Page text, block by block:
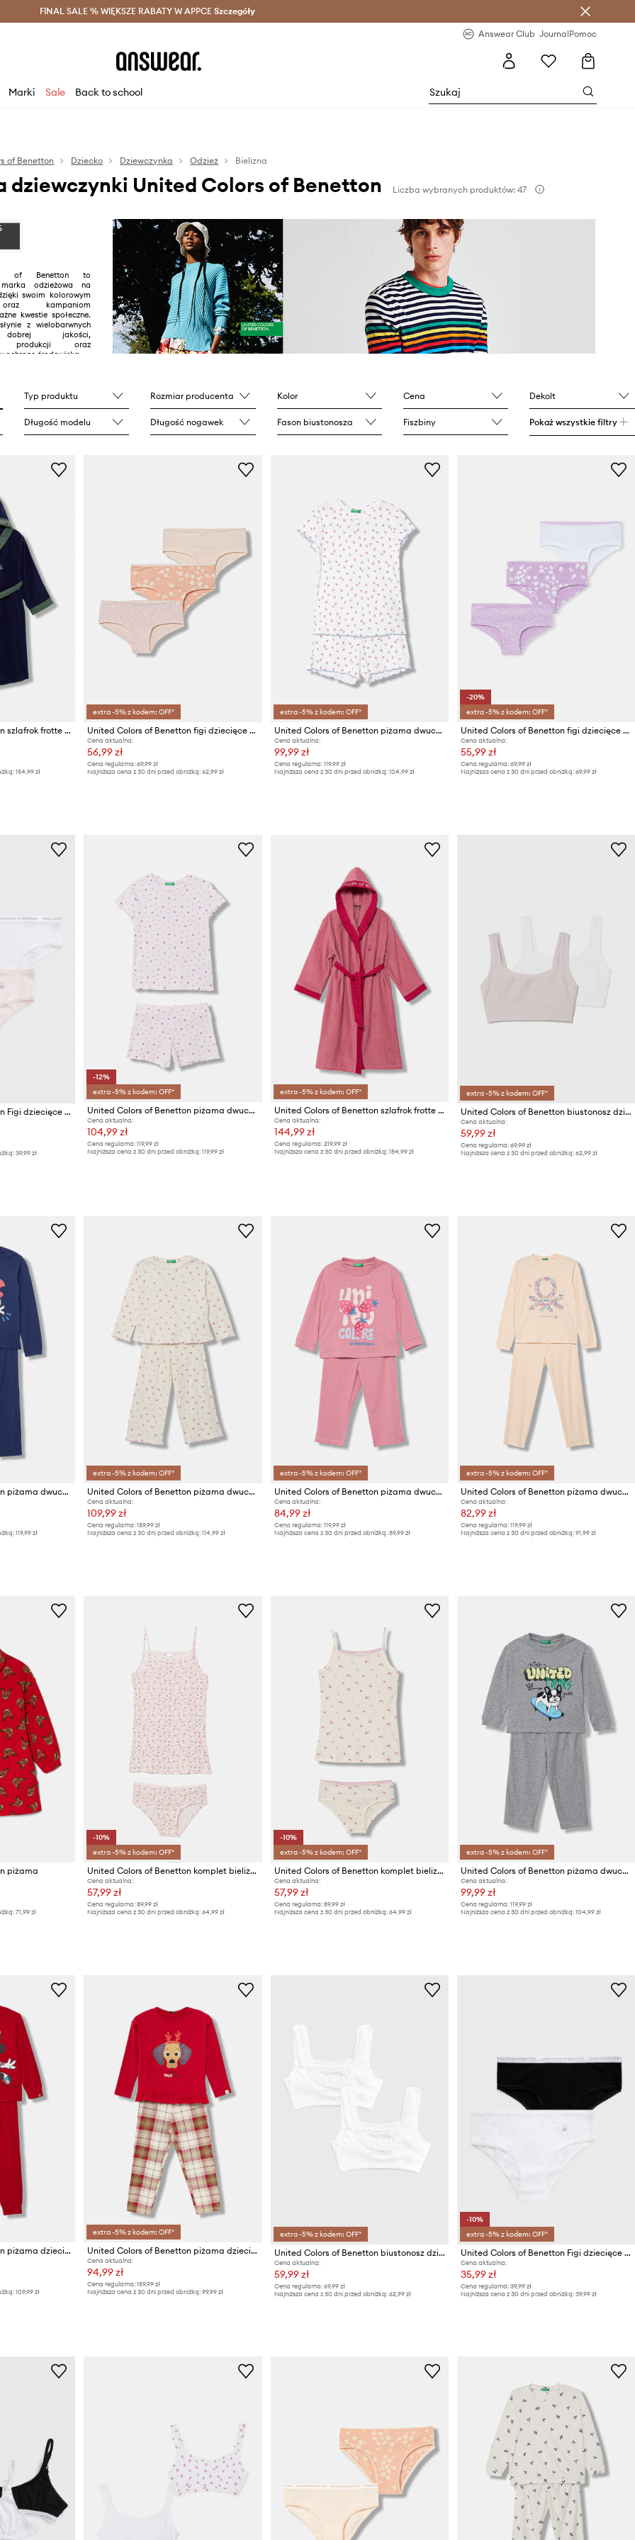
Oszczędzaj z Answear Club > Dostawa nawet w 24h >
FINAL SALE % WIĘKSZE RABATY W APPCE Szczegóły
Answear Club JournalPomoc
Marki Sale Back to school
of Benetton Dziecko Dziewczynka Odzież Bielizna
dziewczynki United Colors of Benetton Liczba wybranych produktów: 47
of Benetton to
marka odzieżowa na
swoim kolorowym
kampaniom
kwestie społeczne.
z wielobarwnych
dobrej jakości,
produkcji oraz
ochronę środowiska.
Typ produktu Rozmiar producenta Kolor Cena Dekolt
Długość modelu Długość nogawek Fason biustonosza Fiszbiny Pokaż wszystkie filtry
United Colors of Benetton szlafrok frotte dziecięcy bawełniany
154,99 zł
extra -5% z kodem: OFF*
United Colors of Benetton figi dziecięce bawełniane z elastanem 3-pack
Cena aktualna:
56,99 zł
Cena regularna: 69,99 zł
Najniższa cena z 30 dni przed obniżką: 62,99 zł
extra -5% z kodem: OFF*
United Colors of Benetton piżama dwuczęściowa dziecięca bawełniana
Cena aktualna:
99,99 zł
Cena regularna: 119,99 zł
Najniższa cena z 30 dni przed obniżką: 104,99 zł
-20%
extra -5% z kodem: OFF*
United Colors of Benetton figi dziecięce bawełniane z elastanem 3-pack
Cena aktualna:
55,99 zł
Cena regularna: 69,99 zł
Najniższa cena z 30 dni przed obniżką: 69,99 zł
United Colors of Benetton Figi dziecięce (2-pack)
39,99 zł
-12%
extra -5% z kodem: OFF*
United Colors of Benetton piżama dwuczęściowa dziecięca bawełniana
Cena aktualna:
104,99 zł
Cena regularna: 119,99 zł
Najniższa cena z 30 dni przed obniżką: 119,99 zł
extra -5% z kodem: OFF*
United Colors of Benetton szlafrok frotte dziecięcy bawełniany
Cena aktualna:
144,99 zł
Cena regularna: 219,99 zł
Najniższa cena z 30 dni przed obniżką: 154,99 zł
extra -5% z kodem: OFF*
United Colors of Benetton biustonosz dziecięcy 2-pack
Cena aktualna:
59,99 zł
Cena regularna: 69,99 zł
Najniższa cena z 30 dni przed obniżką: 62,99 zł
United Colors of Benetton piżama dwuczęściowa dziecięca bawełniana
119,99 zł
extra -5% z kodem: OFF*
United Colors of Benetton piżama dwuczęściowa dziecięca bawełniana
Cena aktualna:
109,99 zł
Cena regularna: 159,99 zł
Najniższa cena z 30 dni przed obniżką: 114,99 zł
extra -5% z kodem: OFF*
United Colors of Benetton piżama dwuczęściowa dziecięca bawełniana
Cena aktualna:
84,99 zł
Cena regularna: 119,99 zł
Najniższa cena z 30 dni przed obniżką: 89,99 zł
extra -5% z kodem: OFF*
United Colors of Benetton piżama dwuczęściowa dziecięca bawełniana
Cena aktualna:
82,99 zł
Cena regularna: 119,99 zł
Najniższa cena z 30 dni przed obniżką: 91,99 zł
piżama
71,99 zł
-10%
extra -5% z kodem: OFF*
United Colors of Benetton komplet bielizny dziecięcy
Cena aktualna:
57,99 zł
Cena regularna: 89,99 zł
Najniższa cena z 30 dni przed obniżką: 64,99 zł
-10%
extra -5% z kodem: OFF*
United Colors of Benetton komplet bielizny dziecięcy
Cena aktualna:
57,99 zł
Cena regularna: 89,99 zł
Najniższa cena z 30 dni przed obniżką: 64,99 zł
extra -5% z kodem: OFF*
United Colors of Benetton piżama dwuczęściowa dziecięca bawełniana
Cena aktualna:
99,99 zł
Cena regularna: 119,99 zł
Najniższa cena z 30 dni przed obniżką: 104,99 zł
United Colors of Benetton piżama dziecięca
109,99 zł
extra -5% z kodem: OFF*
United Colors of Benetton piżama dziecięca
Cena aktualna:
94,99 zł
Cena regularna: 159,99 zł
Najniższa cena z 30 dni przed obniżką: 99,99 zł
extra -5% z kodem: OFF*
United Colors of Benetton biustonosz dziecięcy (2-pack)
Cena aktualna:
59,99 zł
Cena regularna: 69,99 zł
Najniższa cena z 30 dni przed obniżką: 62,99 zł
-10%
extra -5% z kodem: OFF*
United Colors of Benetton Figi dziecięce (2-pack)
Cena aktualna:
35,99 zł
Cena regularna: 39,99 zł
Najniższa cena z 30 dni przed obniżką: 39,99 zł